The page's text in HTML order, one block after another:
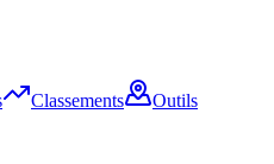
Classements
Outils